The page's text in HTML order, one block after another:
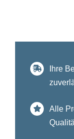
Ihre
Alle